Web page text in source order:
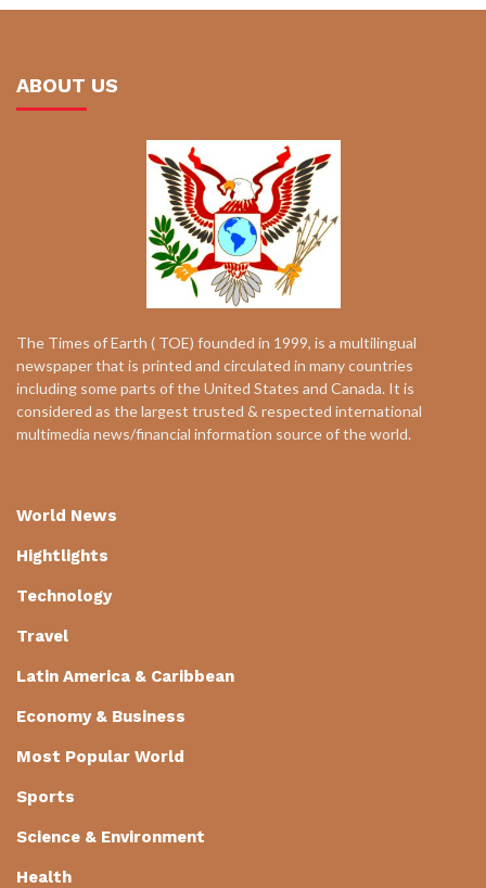
ABOUT US
The Times of Earth ( TOE) founded in 1999, is a multilingual
newspaper that is printed and circulated in many countries
including some parts of the United States and Canada. It is
considered as the largest trusted & respected international
multimedia news/financial information source of the world.
World News
Hightlights
Technology
Travel
Latin America & Caribbean
Economy & Business
Most Popular World
Sports
Science & Environment
Health